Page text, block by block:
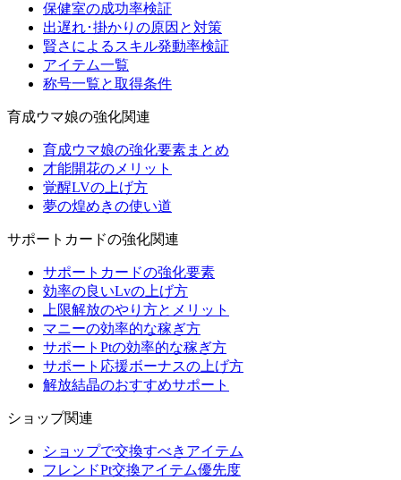
保健室の成功率検証
出遅れ･掛かりの原因と対策
賢さによるスキル発動率検証
アイテム一覧
称号一覧と取得条件
育成ウマ娘の強化関連
育成ウマ娘の強化要素まとめ
才能開花のメリット
覚醒LVの上げ方
夢の煌めきの使い道
サポートカードの強化関連
サポートカードの強化要素
効率の良いLvの上げ方
上限解放のやり方とメリット
マニーの効率的な稼ぎ方
サポートPtの効率的な稼ぎ方
サポート応援ボーナスの上げ方
解放結晶のおすすめサポート
ショップ関連
ショップで交換すべきアイテム
フレンドPt交換アイテム優先度